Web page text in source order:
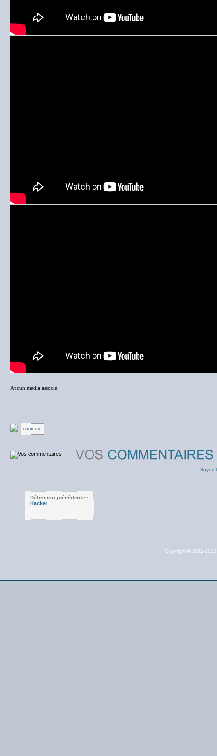
Aucun média associé.
comedie
Soyez
Définition précédente :
Hacker
Copyright © 2011-